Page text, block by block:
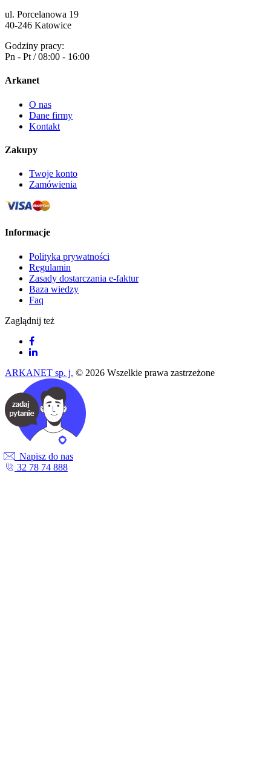
ul. Porcelanowa 19
40-246 Katowice
Godziny pracy:
Pn - Pt / 08:00 - 16:00
Arkanet
O nas
Dane firmy
Kontakt
Zakupy
Twoje konto
Zamówienia
Informacje
Polityka prywatności
Regulamin
Zasady dostarczania e-faktur
Baza wiedzy
Faq
Zaglądnij też
ARKANET sp. j. © 2026 Wszelkie prawa zastrzeżone
Napisz do nas
32 78 74 888